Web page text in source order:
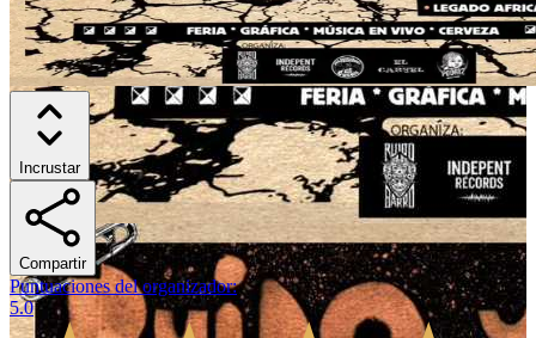
Incrustar
Compartir
Puntuaciones del organizador:
5.0